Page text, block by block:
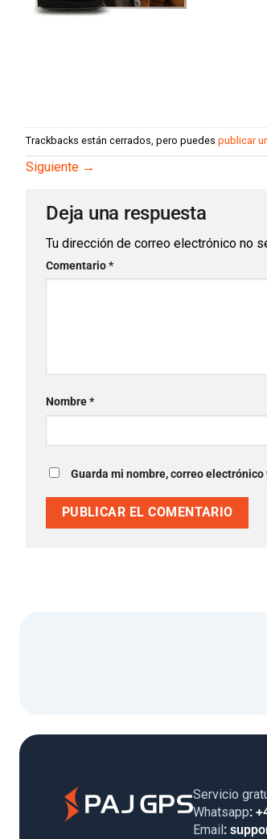
Trackbacks están cerrados, pero puedes publicar
Siguiente →
Deja una respuesta
Tu dirección de correo electrónico no
Comentario*
Nombre*
Guarda mi nombre, correo
Servicio
Whatsapp:
Email :